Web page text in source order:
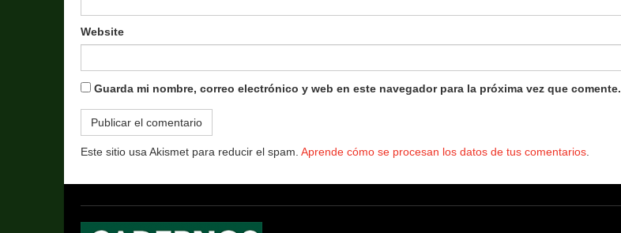
Website
Guarda mi nombre, correo electrónico y web en este navegador para la próxima vez que comente.
Este sitio usa Akismet para reducir el spam. Aprende cómo se procesan los datos de tus comentarios.